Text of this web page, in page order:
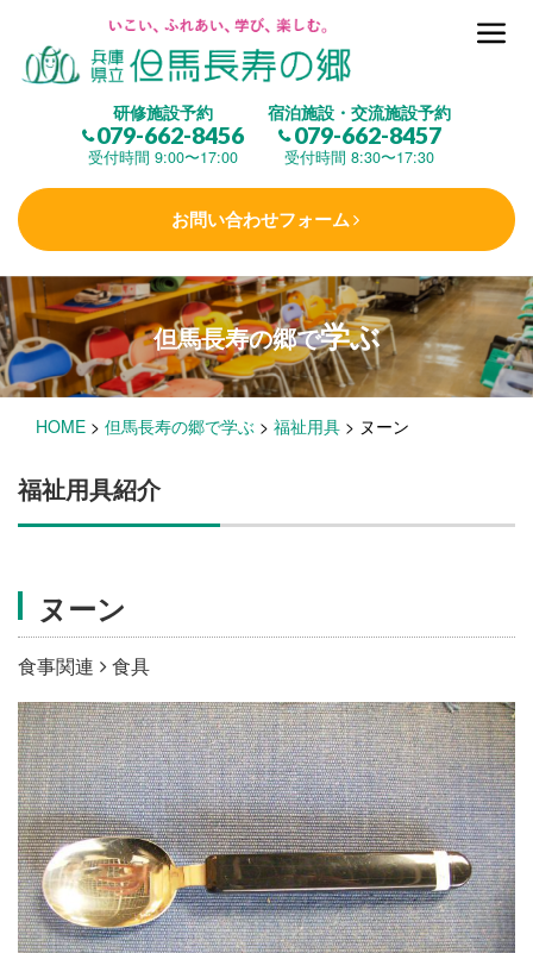
研修施設予約
079-662-8456
受付時間 9:00〜17:00
宿泊施設・交流施設予約
079-662-8457
受付時間 8:30〜17:30
お問い合わせフォーム
但馬長寿の郷とは
(研修施設)
楽しむ
学 ぶ(健康福祉)
泊まる(宿泊)
施設・料金
アクセス
但馬長寿の郷で学ぶ
HOME > 但馬長寿の郷で学ぶ > 福祉用具 > ヌーン
福祉用具紹介
ヌーン
食事関連 食具